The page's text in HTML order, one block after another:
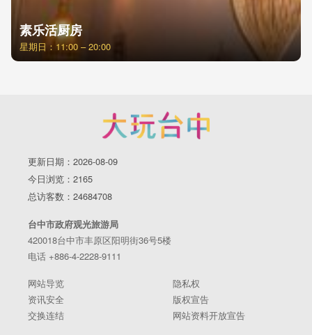
素乐活厨房
星期日：11:00 – 20:00
更新日期：2026-08-09
今日浏览：2165
总访客数：24684708
台中市政府观光旅游局
420018台中市丰原区阳明街36号5楼
电话 +886-4-2228-9111
网站导览
隐私权
资讯安全
版权宣告
交换连结
网站资料开放宣告